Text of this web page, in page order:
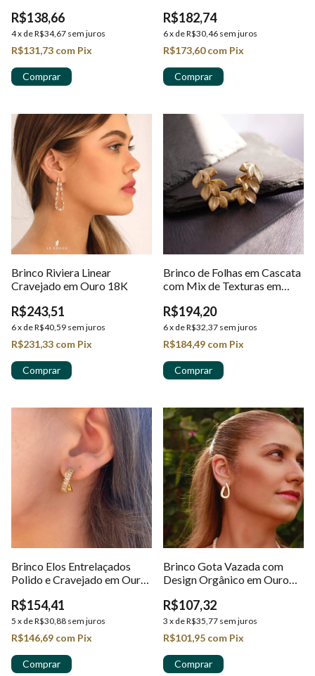
R$138,66
4x deR$34,67 sem juros
R$131,73 com Pix
R$182,74
6x deR$30,46 sem juros
R$173,60com Pix
Brinco Riviera Linear
Cravejado em Ouro 18K
R$243,51
6x deR$40,59 sem juros
R$231,33 com Pix
Brinco de Folhas em Cascata
com Mix de Texturas em
R$194,20
6x deR$32,37 sem juros
R$184,49 com Pix
Brinco Elos Entrelaçados
Polido e Cravejado em Ouro
R$154,41
5 x deR$30,88 sem juros
R$146,69 com Pix
Brinco Gota Vazada com
Design Orgânico em Ouro
R$107,32
3 x deR$35,77 sem juros
R$101,95 com Pix